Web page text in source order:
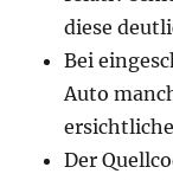
diese
Bei
Auto
Der